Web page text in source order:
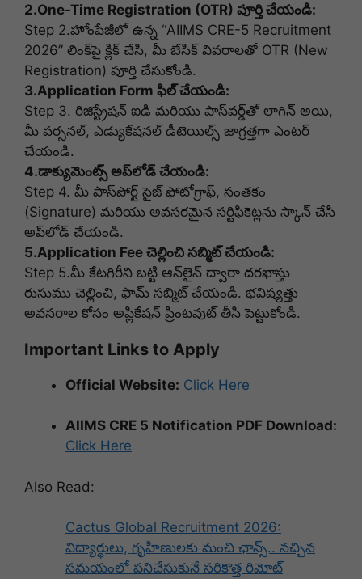
2.One-Time Registration (OTR) పూర్తి చేయండి:
Step 2.హోంపేజీలో ఉన్న “AIIMS CRE-5 Recruitment
2026” లింక్‌పై క్లిక్ చేసి, మీ బేసిక్ వివరాలతో OTR (New
Registration) పూర్తి చేసుకోండి.
3.Application Form ఫిల్ చేయండి:
Step 3. రిజిస్ట్రేషన్ ఐడి మరియు పాస్‌వర్డ్‌తో లాగిన్ అయి,
మీ పర్సనల్, ఎడ్యుకేషనల్ డీటెయిల్స్ జాగ్రత్తగా ఎంటర్
చేయండి.
4.డాక్యుమెంట్స్ అప్‌లోడ్ చేయండి:
Step 4. మీ పాస్‌పోర్ట్ సైజ్ ఫోటోగ్రాఫ్, సంతకం
(Signature) మరియు అవసరమైన సర్టిఫికెట్లను స్కాన్ చేసి
అప్‌లోడ్ చేయండి.
5.Application Fee చెల్లించి సబ్మిట్ చేయండి:
Step 5.మీ కేటగిరీని బట్టి ఆన్‌లైన్ ద్వారా దరఖాస్తు
రుసుము చెల్లించి, ఫామ్ సబ్మిట్ చేయండి. భవిష్యత్తు
అవసరాల కోసం అప్లికేషన్ ప్రింటవుట్ తీసి పెట్టుకోండి.
Important Links to Apply
Official Website: Click Here
AIIMS CRE 5 Notification PDF Download:
Click Here
Also Read:
Cactus Global Recruitment 2026:
విద్యార్థులు, గృహిణులకు మంచి ఛాన్స్.. నచ్చిన
సమయంలో పనిచేసుకునే సరికొత్త రిమోట్